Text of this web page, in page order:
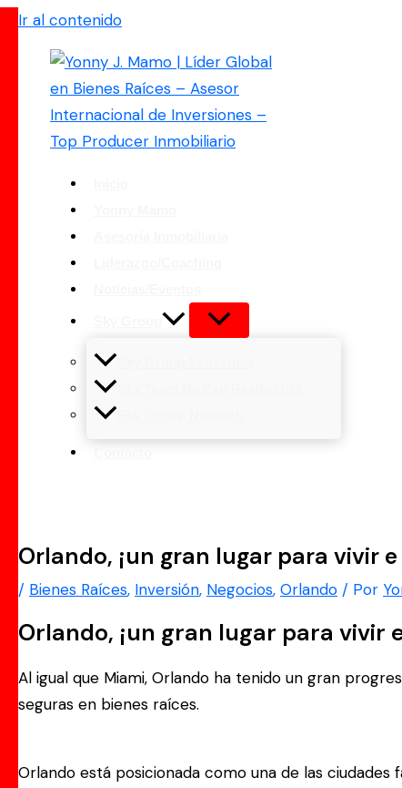
Ir al contenido
Orlando, ¡un gran lugar para vivir
/ Bienes Raíces, Inversión, Negocios, Orlando / Por
Orlando, ¡un gran lugar para vivir
Al igual que Miami, Orlando ha tenido un gran
seguras en bienes raíces.
Orlando está posicionada como una de las